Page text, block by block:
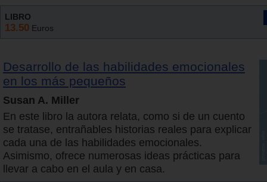
LIBRO
13.50 Euros
Desarrollo de las habilidades emocionales
en los más pequeños
Susan A. Miller
En este libro la autora relata, como si de un cuento
se tratase, entrañables historias reales para explicar
cada una de las habilidades emocionales.
Asimismo, ofrece numerosas ideas prácticas para
llevar a cabo en el aula y en casa.